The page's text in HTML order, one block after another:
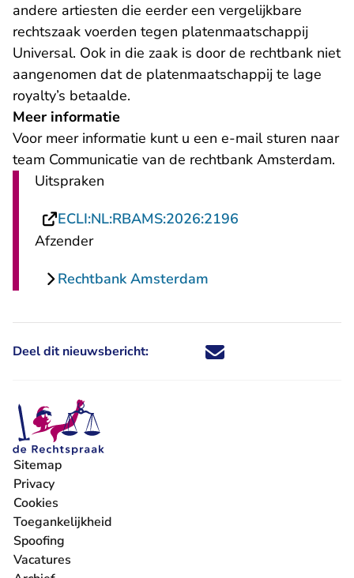
andere artiesten die eerder een vergelijkbare
rechtszaak voerden tegen platenmaatschappij
Universal. Ook in die zaak is door de rechtbank niet
aangenomen dat de platenmaatschappij te lage
royalty’s betaalde.
Meer informatie
Voor meer informatie kunt u een e-mail- U verlaat
sturen naar
team Communicatie van de rechtbank Amsterdam.
Uitspraken
ECLI:NL:RBAMS:2026:2196
Afzender
Rechtbank Amsterdam
Deel dit nieuwsbericht: Deel dit nieuwsbericht via X -
Deel dit nieuwsbericht via
Deel dit nieuwsbericht
Deel dit
Sitemap
Privacy
Cookies
Toegankelijkheid
Spoofing
Vacatures
- U verlaat Rechtspraak.nl